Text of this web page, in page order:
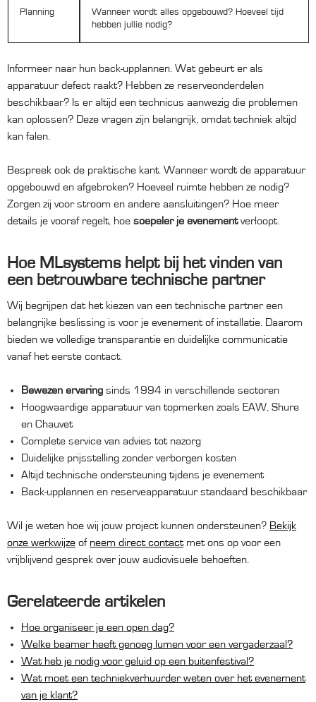
Planning
Wanneer wordt alles opgebouwd? Hoeveel tijd
hebben jullie nodig?
Informeer naar hun back-upplannen. Wat gebeurt er als
apparatuur defect raakt? Hebben ze reserveonderdelen
beschikbaar? Is er altijd een technicus aanwezig die problemen
kan oplossen? Deze vragen zijn belangrijk, omdat techniek altijd
kan falen.
Bespreek ook de praktische kant. Wanneer wordt de apparatuur
opgebouwd en afgebroken? Hoeveel ruimte hebben ze nodig?
Zorgen zij voor stroom en andere aansluitingen? Hoe meer
details je vooraf regelt, hoe soepeler je evenementverloopt.
Hoe MLsystems helpt bij het vinden van
een betrouwbare technische partner
Wij begrijpen dat het kiezen van een technische partner een
belangrijke beslissing is voor je evenement of installatie. Daarom
bieden we volledige transparantie en duidelijke communicatie
vanaf het eerste contact.
Bewezen ervaring sinds 1994 in verschillende sectoren
Hoogwaardige apparatuur van topmerken zoals EAW, Shure
en Chauvet
Complete service van advies tot nazorg
Duidelijke prijsstelling zonder verborgen kosten
Altijd technische ondersteuning tijdens je evenement
Back-upplannen en reserveapparatuur standaard beschikbaar
Wil je weten hoe wij jouw project kunnen ondersteunen? Bekijk
onze werkwijze of neem direct contactmet ons op voor een
vrijblijvend gesprek over jouw audiovisuele behoeften.
Gerelateerde artikelen
Hoe organiseer je een open dag?
Welke beamer heeft genoeg lumen voor een vergaderzaal?
Wat heb je nodig voor geluid op een buitenfestival?
Wat moet een techniekverhuurder weten over het evenement
van je klant?